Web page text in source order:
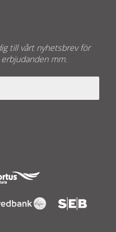
till vårt nyhetsbrev för
mm.